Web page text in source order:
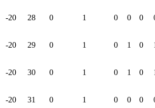
-20 28 0 1 0 0 0
-20 29 0 1 0 1 0
-20 30 0 1 0 1 0
-20 31 0 1 0 0 0